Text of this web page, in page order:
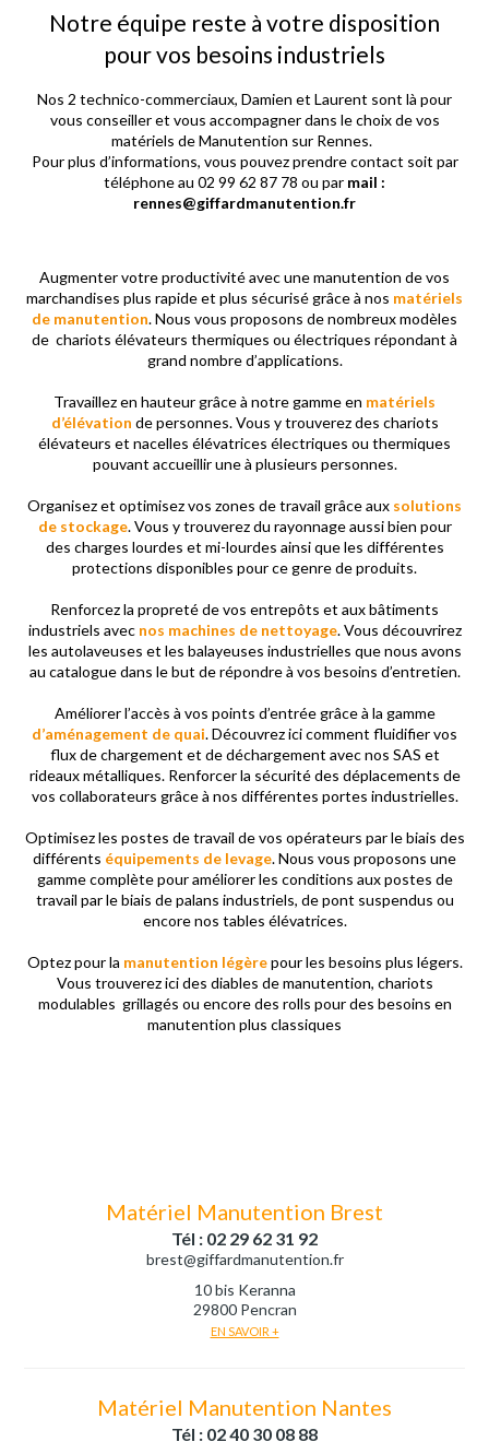
Notre équipe reste à votre disposition
pour vos besoins industriels
Nos 2 technico-commerciaux, Damien et Laurent sont là pour
vous conseiller et vous accompagner dans le choix de vos
matériels de Manutention sur Rennes.
Pour plus d’informations, vous pouvez prendre contact soit par
téléphone au 02 99 62 87 78 ou par mail :
rennes@giffardmanutention.fr
Augmenter votre productivité avec une manutention de vos
marchandises plus rapide et plus sécurisé grâce à nos matériels
de manutention. Nous vous proposons de nombreux modèles
de chariots élévateurs thermiques ou électriques répondant à
grand nombre d’applications.
Travaillez en hauteur grâce à notre gamme en matériels
d’élévation de personnes. Vous y trouverez des chariots
élévateurs et nacelles élévatrices électriques ou thermiques
pouvant accueillir une à plusieurs personnes.
Organisez et optimisez vos zones de travail grâce aux solutions
de stockage. Vous y trouverez du rayonnage aussi bien pour
des charges lourdes et mi-lourdes ainsi que les différentes
protections disponibles pour ce genre de produits.
Renforcez la propreté de vos entrepôts et aux bâtiments
industriels avec nos machines de nettoyage. Vous découvrirez
les autolaveuses et les balayeuses industrielles que nous avons
au catalogue dans le but de répondre à vos besoins d’entretien.
Améliorer l’accès à vos points d’entrée grâce à la gamme
d’aménagement de quai. Découvrez ici comment fluidifier vos
flux de chargement et de déchargement avec nos SAS et
rideaux métalliques. Renforcer la sécurité des déplacements de
vos collaborateurs grâce à nos différentes portes industrielles.
Optimisez les postes de travail de vos opérateurs par le biais des
différents équipements de levage. Nous vous proposons une
gamme complète pour améliorer les conditions aux postes de
travail par le biais de palans industriels, de pont suspendus ou
encore nos tables élévatrices.
Optez pour la manutention légèrepour les besoins plus légers.
Vous trouverez ici des diables de manutention, chariots
modulables grillagés ou encore des rolls pour des besoins en
manutention plus classiques
Matériel Manutention Brest
Tél : 02 29 62 31 92
brest@giffardmanutention.fr
10 bis Keranna
29800 Pencran
EN SAVOIR +
Matériel Manutention Nantes
Tél : 02 40 30 08 88